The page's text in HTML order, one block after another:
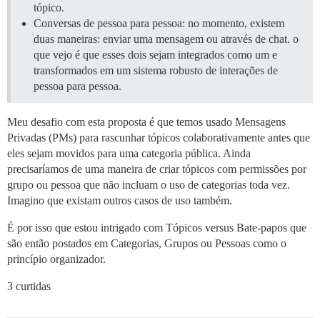
tópico.
Conversas de pessoa para pessoa: no momento, existem
duas maneiras: enviar uma mensagem ou através de chat. o
que vejo é que esses dois sejam integrados como um e
transformados em um sistema robusto de interações de
pessoa para pessoa.
Meu desafio com esta proposta é que temos usado Mensagens
Privadas (PMs) para rascunhar tópicos colaborativamente antes que
eles sejam movidos para uma categoria pública. Ainda
precisaríamos de uma maneira de criar tópicos com permissões por
grupo ou pessoa que não incluam o uso de categorias toda vez.
Imagino que existam outros casos de uso também.
É por isso que estou intrigado com Tópicos versus Bate-papos que
são então postados em Categorias, Grupos ou Pessoas como o
princípio organizador.
3 curtidas